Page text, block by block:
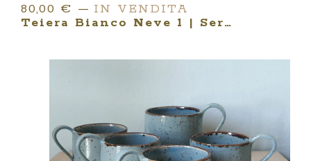
80,00 € — IN VENDITA
Teiera Bianco Neve 1 | Serie SUNSET